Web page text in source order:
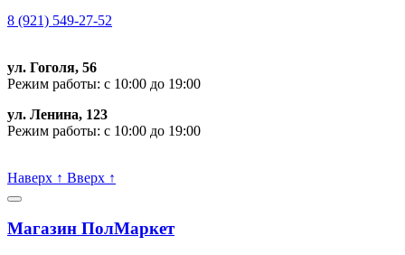
8 (921) 549-27-52
ул. Гоголя, 56
Режим работы: с 10:00 до 19:00
ул. Ленина, 123
Режим работы: с 10:00 до 19:00
Наверх ↑ Вверх ↑
Магазин ПолМаркет